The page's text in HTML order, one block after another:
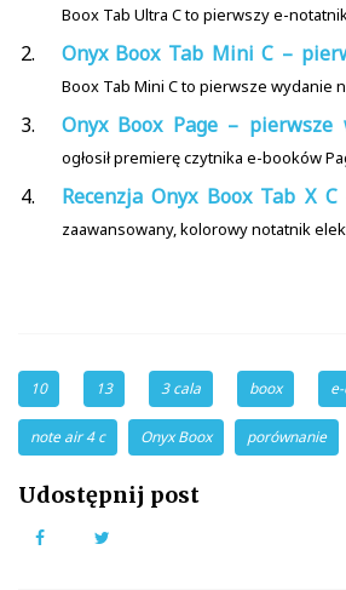
Boox Tab Ultra C to pierwszy e-
Onyx Boox Tab Mini C –
Boox Tab Mini C to pierwsze wydanie
Onyx Boox Page – pierwsze
ogłosił premierę czytnika e-booków
Recenzja Onyx Boox Tab X C
zaawansowany, kolorowy notatnik
10 13 3 cala boox
note air 4 c Onyx Boox porównanie
Udostępnij post
Facebook